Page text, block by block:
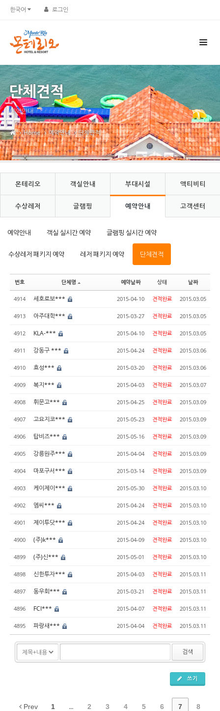
한국어 로그인
단체견적
예약안내
Home 예약안내 단체견적
몬테리오 객실안내 부대시설 액티비티
수상레저 글램핑 예약안내 고객센터
예약안내 객실 실시간 예약 글램핑 실시간 예약
수상레저 패키지 예약 레저 패키지 예약 단체견적
번호 단체명 예약날짜 상태 날짜
4914 세호로보*** 2015-04-10 견적완료 2015.03.05
4913 아주대학*** 2015-03-27 견적완료 2015.03.05
4912 KLA-*** 2015-04-10 견적완료 2015.03.05
4911 강동구 *** 2015-04-24 견적완료 2015.03.06
4910 효성*** 2015-03-20 견적완료 2015.03.06
4909 복지*** 2015-04-03 견적완료 2015.03.07
4908 휘문고*** 2015-04-25 견적완료 2015.03.09
4907 고요지코*** 2015-05-23 견적완료 2015.03.09
4906 탑비즈*** 2015-05-16 견적완료 2015.03.09
4905 강릉원주*** 2015-04-04 견적완료 2015.03.09
4904 마포구서*** 2015-03-14 견적완료 2015.03.09
4903 케이제이*** 2015-05-30 견적완료 2015.03.10
4902 엠씨*** 2015-04-24 견적완료 2015.03.10
4901 제이투닷*** 2015-04-24 견적완료 2015.03.10
4900 (주)k*** 2015-04-09 견적완료 2015.03.10
4899 (주)신*** 2015-05-01 견적완료 2015.03.10
4898 신한투자*** 2015-04-03 견적완료 2015.03.11
4897 동우회*** 2015-03-21 견적완료 2015.03.11
4896 FCI*** 2015-04-07 견적완료 2015.03.11
4895 파랑새*** 2015-04-04 견적완료 2015.03.11
검색
쓰기
Prev 1 ... 2 3 4 5 6 7 8
Sketchbook5, 스케치북5